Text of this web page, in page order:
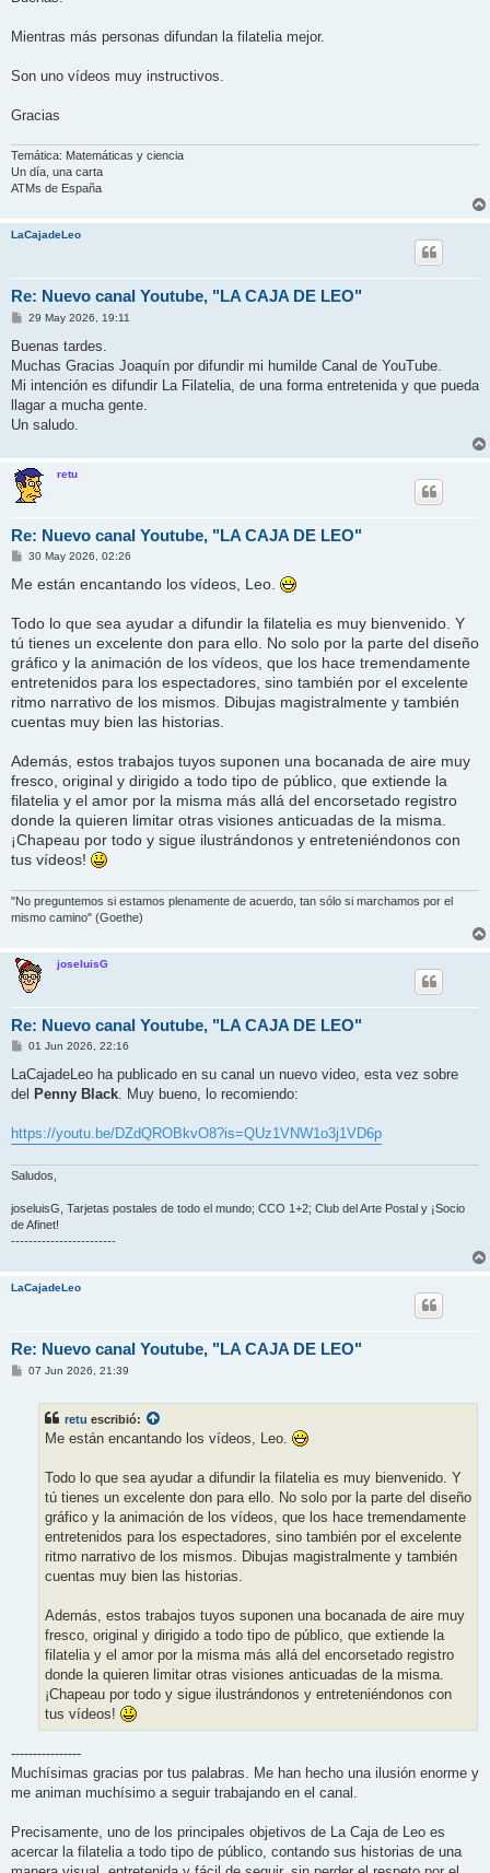
j
Mientras más personas difundan la filatelia mejor.
Son uno vídeos muy instructivos.
Gracias
Temática: Matemáticas y ciencia
Un día, una carta
ATMs de España
LaCajadeLeo
Re: Nuevo canal Youtube, "LA CAJA DE LEO"
M
n
a
j
29 May 2026, 19:11
Buenas tardes.
Muchas Gracias Joaquín por difundir mi humilde Canal de YouTube.
Mi intención es difundir La Filatelia, de una forma entretenida y que pueda
llagar a mucha gente.
Un saludo.
retu
Re: Nuevo canal Youtube, "LA CAJA DE LEO"
M
n
j
30 May 2026, 02:26
Me están encantando los vídeos, Leo.
Todo lo que sea ayudar a difundir la filatelia es muy bienvenido. Y
tú tienes un excelente don para ello. No solo por la parte del diseño
gráfico y la animación de los vídeos, que los hace tremendamente
entretenidos para los espectadores, sino también por el excelente
ritmo narrativo de los mismos. Dibujas magistralmente y también
cuentas muy bien las historias.
Además, estos trabajos tuyos suponen una bocanada de aire muy
fresco, original y dirigido a todo tipo de público, que extiende la
filatelia y el amor por la misma más allá del encorsetado registro
donde la quieren limitar otras visiones anticuadas de la misma.
¡Chapeau por todo y sigue ilustrándonos y entreteniéndonos con
tus vídeos!
"No preguntemos si estamos plenamente de acuerdo, tan sólo si marchamos por el
mismo camino" (Goethe)
joseluisG
Re: Nuevo canal Youtube, "LA CAJA DE LEO"
M
n
a
01 Jun 2026, 22:16
LaCajadeLeo ha publicado en su canal un nuevo video, esta vez sobre
del Penny Black. Muy bueno, lo recomiendo:
https://youtu.be/DZdQROBkvO8?is=QUz1VNW1o3j1VD6p
Saludos,
joseluisG, Tarjetas postales de todo el mundo; CCO 1+2; Club del Arte Postal y ¡Socio
de Afinet!
------------------------
LaCajadeLeo
Re: Nuevo canal Youtube, "LA CAJA DE LEO"
M07 Jun 2026, 21:39
retu escribió:
Me están encantando los vídeos, Leo.
Todo lo que sea ayudar a difundir la filatelia es muy bienvenido. Y
tú tienes un excelente don para ello. No solo por la parte del diseño
gráfico y la animación de los vídeos, que los hace tremendamente
entretenidos para los espectadores, sino también por el excelente
ritmo narrativo de los mismos. Dibujas magistralmente y también
cuentas muy bien las historias.
Además, estos trabajos tuyos suponen una bocanada de aire muy
fresco, original y dirigido a todo tipo de público, que extiende la
filatelia y el amor por la misma más allá del encorsetado registro
donde la quieren limitar otras visiones anticuadas de la misma.
¡Chapeau por todo y sigue ilustrándonos y entreteniéndonos con
tus vídeos!
----------------
Muchísimas gracias por tus palabras. Me han hecho una ilusión enorme y
me animan muchísimo a seguir trabajando en el canal.
Precisamente, uno de los principales objetivos de La Caja de Leo es
acercar la filatelia a todo tipo de público, contando sus historias de una